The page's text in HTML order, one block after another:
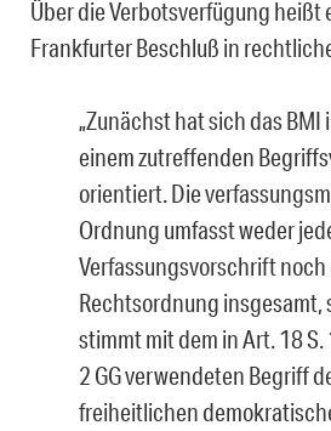
Über die Verbotsverfügung heißt
Frankfurter Beschluß in
„Zunächst hat sich das BMI
einem zutreffenden
orientiert. Die
Ordnung umfasst weder
Verfassungsvorschrift noch
Rechtsordnung insgesamt,
stimmt mit dem in Art. 18 S.
2 GG verwendeten Begriff
freiheitlichen